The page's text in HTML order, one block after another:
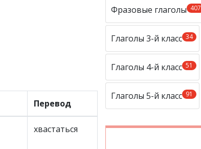
Перевод
хвастаться
407
Фразовые глаголы
34
Глаголы 3-й класс
51
Глаголы 4-й класс
91
Глаголы 5-й класс